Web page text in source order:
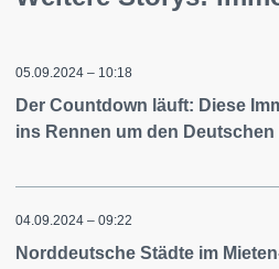
05.09.2024 – 10:18
Der Countdown läuft: Diese
ins Rennen um den
04.09.2024 – 09:22
Norddeutsche Städte im